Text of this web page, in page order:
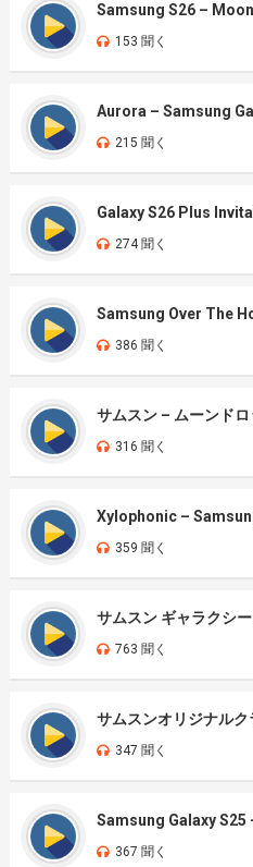
Samsung S26 –
153 聞く
Aurora – Samsung
215 聞く
Galaxy S26 Plus
274 聞く
Samsung Over The
386 聞く
サムスン – ムーンドロ
316 聞く
Xylophonic –
359 聞く
サムスン ギャラクシ
763 聞く
サムスンオリジナルク
347 聞く
Samsung Galaxy S25
367 聞く